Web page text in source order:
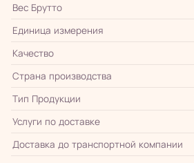
Вес Брутто
Единица измерения
Качество
Страна производства
Тип Продукции
Услуги по доставке
Доставка до транспортной компании